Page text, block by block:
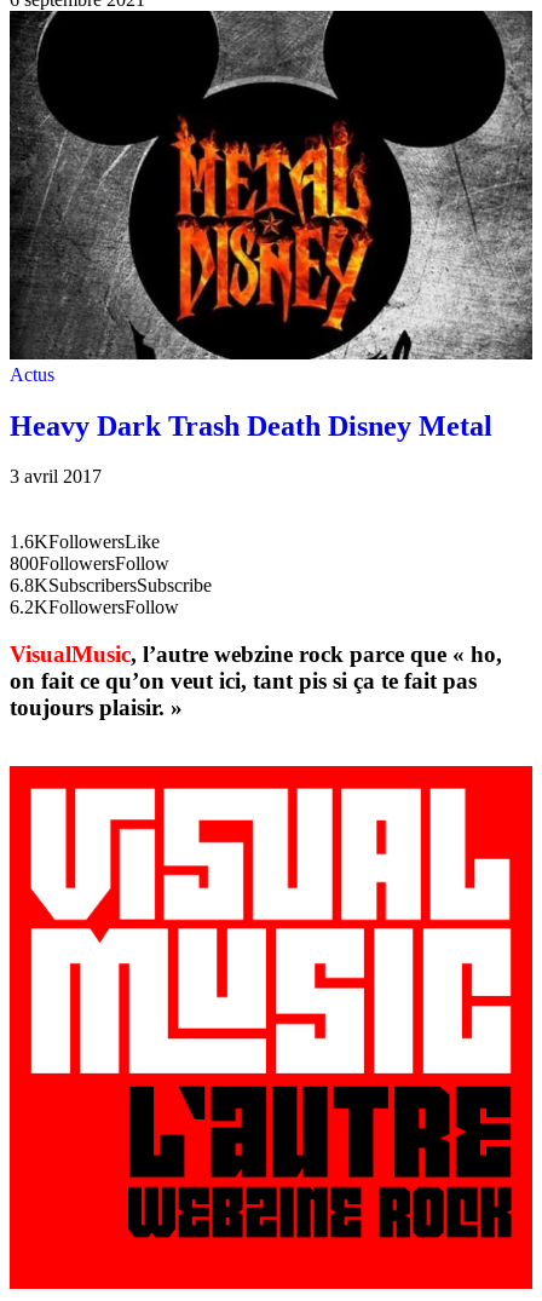
Actus
Heavy Dark Trash Death Disney Metal
3 avril 2017
1.6KFollowersLike
800FollowersFollow
6.8KSubscribersSubscribe
6.2KFollowersFollow
VisualMusic, l’autre webzine rock parce que « ho,
on fait ce qu’on veut ici, tant pis si ça te fait pas
toujours plaisir. »